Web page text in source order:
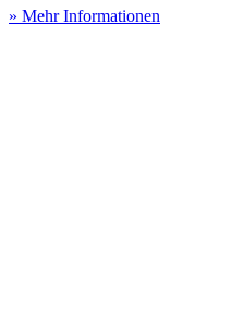
» Mehr Informationen